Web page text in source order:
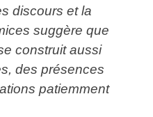
discours et la
suggère que
construit aussi
des présences
patiemment